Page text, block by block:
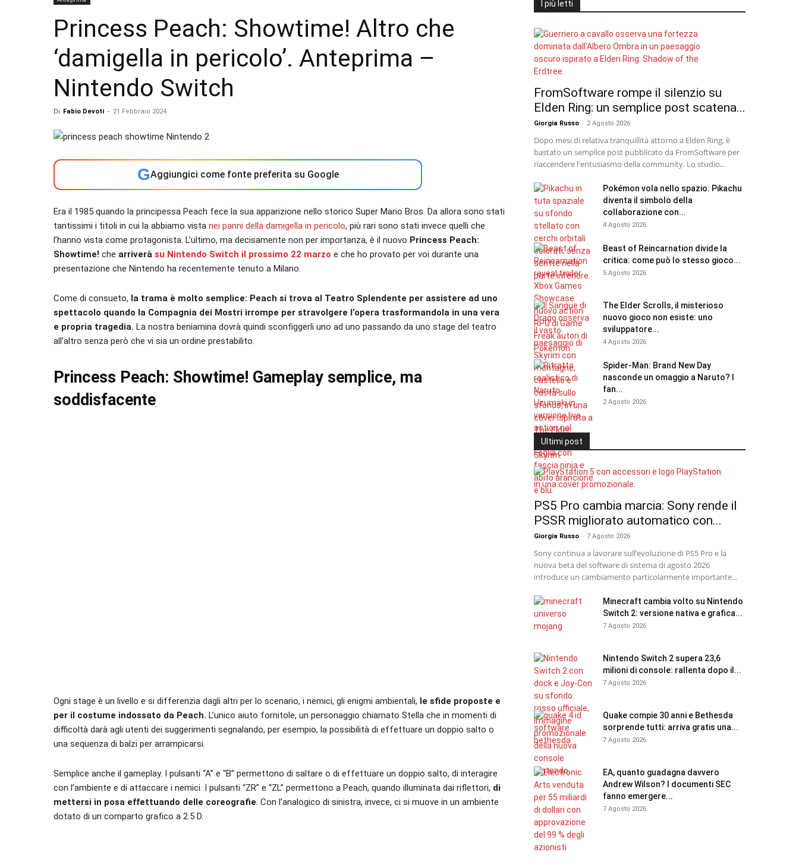
Princess Peach: Showtime! Altro che
‘damigella in pericolo’. Anteprima –
Nintendo Switch
Di Fabio Devoti - 21 Febbraio 2024
GAggiungici come fonte preferita su Google
Era il 1985 quando la principessa Peach fece la sua apparizione nello storico Super Mario Bros. Da allora sono stati
tantissimi i titoli in cui la abbiamo vista nei panni della damigella in pericolo, più rari sono stati invece quelli che
l’hanno vista come protagonista. L’ultimo, ma decisamente non per importanza, è il nuovo Princess Peach:
Showtime! che arriverà su Nintendo Switch il prossimo 22 marzo e che ho provato per voi durante una
presentazione che Nintendo ha recentemente tenuto a Milano.
Come di consueto, la trama è molto semplice: Peach si trova al Teatro Splendente per assistere ad uno
spettacolo quando la Compagnia dei Mostri irrompe per stravolgere l’opera trasformandola in una vera
e propria tragedia. La nostra beniamina dovrà quindi sconfiggerli uno ad uno passando da uno stage del teatro
all’altro senza però che vi sia un ordine prestabilito.
Princess Peach: Showtime! Gameplay semplice, ma
soddisfacente
Ogni stage è un livello e si differenzia dagli altri per lo scenario, i nemici, gli enigmi ambientali, le sfide proposte e
per il costume indossato da Peach. L’unico aiuto fornitole, un personaggio chiamato Stella che in momenti di
difficoltà darà agli utenti dei suggerimenti segnalando, per esempio, la possibilità di effettuare un doppio salto o
una sequenza di balzi per arrampicarsi.
Semplice anche il gameplay. I pulsanti “A” e “B” permettono di saltare o di effettuare un doppio salto, di interagire
con l’ambiente e di attaccare i nemici. I pulsanti “ZR” e “ZL” permettono a Peach, quando illuminata dai riflettori, di
mettersi in posa effettuando delle coreografie . Con l’analogico di sinistra, invece, ci si muove in un ambiente
dotato di un comparto grafico a 2.5 D.
I più letti
FromSoftware rompe il silenzio su
Elden Ring: un semplice post scatena...
Giorgia Russo - 2 Agosto 2026
Dopo mesi di relativa tranquillità attorno a Elden Ring, è
bastato un semplice post pubblicato da FromSoftware per
riaccendere l'entusiasmo della community. Lo studio...
Pokémon vola nello spazio: Pikachu
diventa il simbolo della
collaborazione con...
4 Agosto 2026
Beast of Reincarnation divide la
critica: come può lo stesso gioco...
5 Agosto 2026
The Elder Scrolls, il misterioso
nuovo gioco non esiste: uno
sviluppatore...
4 Agosto 2026
Spider-Man: Brand New Day
nasconde un omaggio a Naruto? I
fan...
2 Agosto 2026
Ultimi post
PS5 Pro cambia marcia: Sony rende il
PSSR migliorato automatico con...
Giorgia Russo - 7 Agosto 2026
Sony continua a lavorare sull’evoluzione di PS5 Pro e la
nuova beta del software di sistema di agosto 2026
introduce un cambiamento particolarmente importante...
Minecraft cambia volto su Nintendo
Switch 2: versione nativa e grafica...
7 Agosto 2026
Nintendo Switch 2 supera 23,6
milioni di console: rallenta dopo il...
7 Agosto 2026
Quake compie 30 anni e Bethesda
sorprende tutti: arriva gratis una...
7 Agosto 2026
EA, quanto guadagna davvero
Andrew Wilson? I documenti SEC
fanno emergere...
7 Agosto 2026